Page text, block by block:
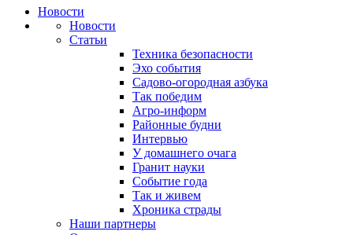
Новости
Новости
Статьи
Техника безопасности
Эхо события
Садово-огородная азбука
Так победим
Агро-информ
Районные будни
Интервью
У домашнего очага
Гранит науки
Событие года
Так и живем
Хроника страды
Наши партнеры